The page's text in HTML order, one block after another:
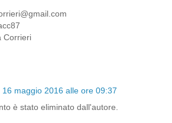
Corrieri
16 maggio 2016 alle ore 09:37
è stato eliminato dall'autore.